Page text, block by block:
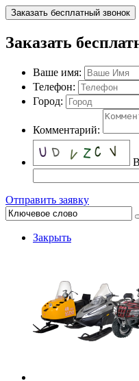
Заказать бесплатный звонок
Заказать
Ваше имя:
Телефон:
Город:
Комментарий:
Отправить заявку
Закрыть